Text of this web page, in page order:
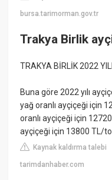
bursa.tarimorman.gov.tr
Trakya Birlik
TRAKYA BİRLİK 2022
Buna göre 2022 yılı
yağ oranlı ayçiçeği için
oranlı ayçiçeği için
ayçiçeği için 13800 TL/
Kaynak kaldırma talebi
tarimdanhaber.com